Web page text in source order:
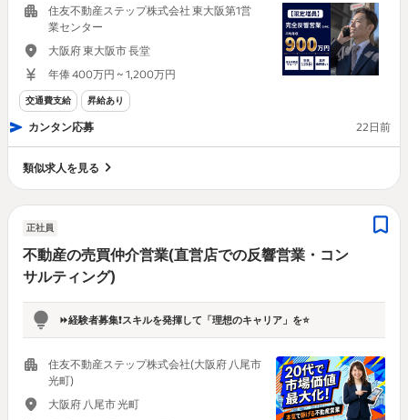
住友不動産ステップ株式会社 東大阪第1営
業センター
大阪府 東大阪市 長堂
年俸 400万円 ~ 1,200万円
交通費支給 昇給あり
カンタン応募 22日前
類似求人を見る
正社員
不動産の売買仲介営業(直営店での反響営業・コン
サルティング)
⏩️経験者募集❗️スキルを発揮して「理想のキャリア」を⭐
住友不動産ステップ株式会社(大阪府 八尾市
光町)
大阪府 八尾市 光町